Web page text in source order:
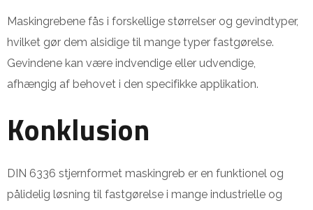
Maskingrebene fås i forskellige størrelser og gevindtyper,
hvilket gør dem alsidige til mange typer fastgørelse.
Gevindene kan være indvendige eller udvendige,
afhængig af behovet i den specifikke applikation.
Konklusion
DIN 6336 stjernformet maskingreb er en funktionel og
pålidelig løsning til fastgørelse i mange industrielle og